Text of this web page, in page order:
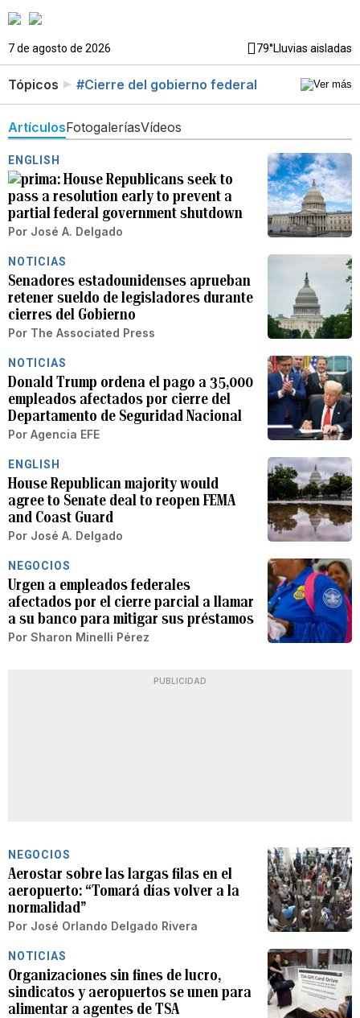
7 de agosto de 2026 79°Lluvias aisladas
Tópicos #Cierre del gobierno federal
ArtículosFotogaleríasVídeos
ENGLISH
House Republicans seek to
pass a resolution early to prevent a
partial federal government shutdown
Por José A. Delgado
NOTICIAS
Senadores estadounidenses aprueban
retener sueldo de legisladores durante
cierres del Gobierno
Por The Associated Press
NOTICIAS
Donald Trump ordena el pago a 35,000
empleados afectados por cierre del
Departamento de Seguridad Nacional
Por Agencia EFE
ENGLISH
House Republican majority would
agree to Senate deal to reopen FEMA
and Coast Guard
Por José A. Delgado
NEGOCIOS
Urgen a empleados federales
afectados por el cierre parcial a llamar
a su banco para mitigar sus préstamos
Por Sharon Minelli Pérez
PUBLICIDAD
NEGOCIOS
Aerostar sobre las largas filas en el
aeropuerto: “Tomará días volver a la
normalidad”
Por José Orlando Delgado Rivera
NOTICIAS
Organizaciones sin fines de lucro,
sindicatos y aeropuertos se unen para
alimentar a agentes de TSA